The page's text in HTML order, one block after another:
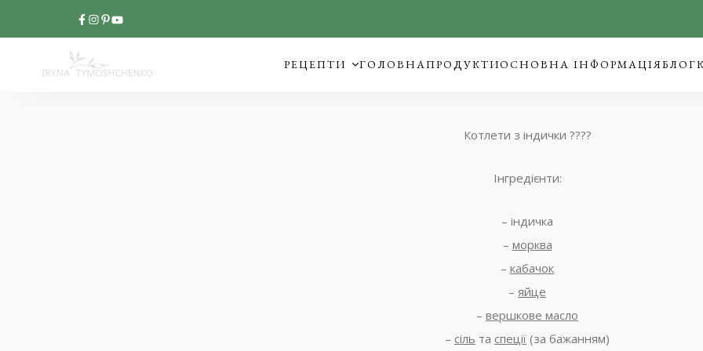
РЕЦЕПТИ ГОЛОВНАПРОДУКТИОСНОВНА ІНФОРМАЦІЯБЛОГ
Котлети з індички ????️
Інгредієнти:
– індичка
– морква
– кабачок
– яйце
– вершкове масло
– сіль та спеції (за бажанням)